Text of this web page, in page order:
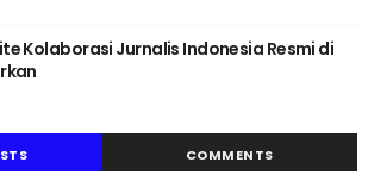
Kolaborasi Jurnalis Indonesia Resmi di
COMMENTS